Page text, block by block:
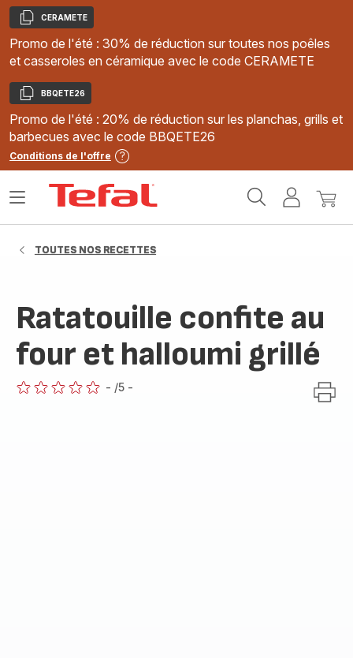
Copier
CERAMETE
Promo de l'été : 30% de réduction sur toutes nos poêles
et casseroles en céramique avec le code CERAMETE
Copier
BBQETE26
Promo de l'été : 20% de réduction sur les planchas, grills et
barbecues avec le code BBQETE26
Conditions de l'offre
MonMon
Ouvrir
TOUTES NOS RECETTES
Ratatouille confite au
four et halloumi grillé
- /5 -